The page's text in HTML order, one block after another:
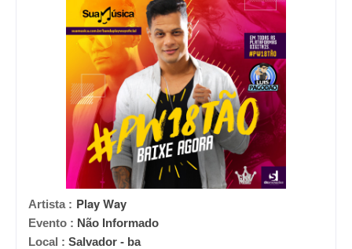
Artista : Play Way
Evento : Não Informado
Local : Salvador - ba